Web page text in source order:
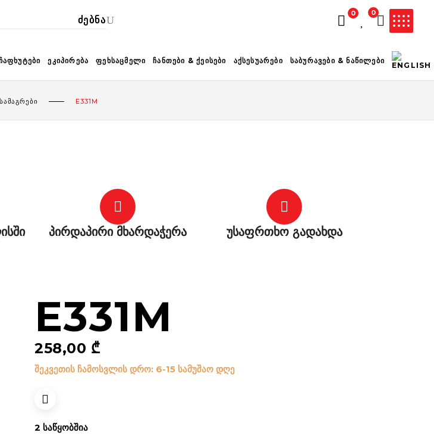
0 0
ᲔᲙᲘᲞᲘᲠᲔᲑᲐ ᲤᲔᲮᲡᲐᲪᲛᲔᲚᲘ ᲩᲐᲜᲗᲔᲑᲘ & ᲥᲔᲘᲡᲔᲑᲘ ᲐᲥᲡᲔᲡᲣᲐᲠᲔᲑᲘ ᲡᲐᲑᲣᲠᲐᲕᲔᲑᲘ & ᲜᲐᲬᲘᲚᲔᲑᲘ
E331M
პირდაპირი მხარდაჭერა უსაფრთხო გადახდა
E331M
258,00 ₾
შეკვეთის ჩამოსვლის დრო: 6-15 სამუშაო დღე
2 ᲡᲐᲬᲧᲝᲑᲨᲘᲐ